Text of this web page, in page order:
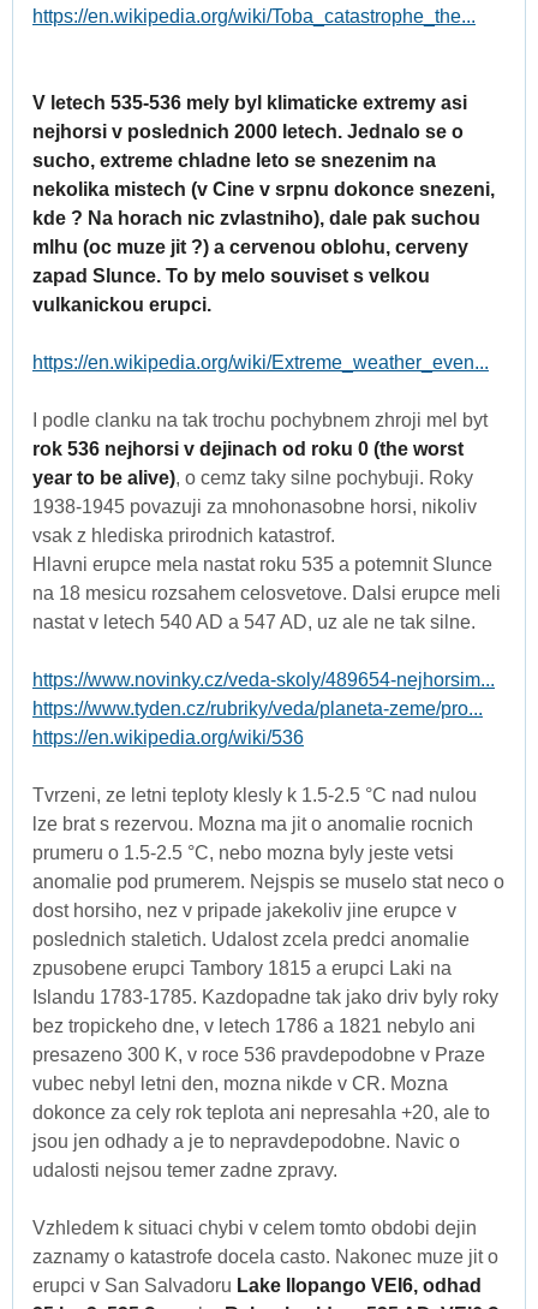
https://en.wikipedia.org/wiki/Toba_catastrophe_the...
V letech 535-536 mely byl klimaticke extremy asi
nejhorsi v poslednich 2000 letech. Jednalo se o
sucho, extreme chladne leto se snezenim na
nekolika mistech (v Cine v srpnu dokonce snezeni,
kde ? Na horach nic zvlastniho), dale pak suchou
mlhu (oc muze jit ?) a cervenou oblohu, cerveny
zapad Slunce. To by melo souviset s velkou
vulkanickou erupci.
https://en.wikipedia.org/wiki/Extreme_weather_even...
I podle clanku na tak trochu pochybnem zhroji mel byt
rok 536 nejhorsi v dejinach od roku 0 (the worst
year to be alive), o cemz taky silne pochybuji. Roky
1938-1945 povazuji za mnohonasobne horsi, nikoliv
vsak z hlediska prirodnich katastrof.
Hlavni erupce mela nastat roku 535 a potemnit Slunce
na 18 mesicu rozsahem celosvetove. Dalsi erupce meli
nastat v letech 540 AD a 547 AD, uz ale ne tak silne.
https://www.novinky.cz/veda-skoly/489654-nejhorsim...
https://www.tyden.cz/rubriky/veda/planeta-zeme/pro...
https://en.wikipedia.org/wiki/536
Tvrzeni, ze letni teploty klesly k 1.5-2.5 °C nad nulou
lze brat s rezervou. Mozna ma jit o anomalie rocnich
prumeru o 1.5-2.5 °C, nebo mozna byly jeste vetsi
anomalie pod prumerem. Nejspis se muselo stat neco o
dost horsiho, nez v pripade jakekoliv jine erupce v
poslednich staletich. Udalost zcela predci anomalie
zpusobene erupci Tambory 1815 a erupci Laki na
Islandu 1783-1785. Kazdopadne tak jako driv byly roky
bez tropickeho dne, v letech 1786 a 1821 nebylo ani
presazeno 300 K, v roce 536 pravdepodobne v Praze
vubec nebyl letni den, mozna nikde v CR. Mozna
dokonce za cely rok teplota ani nepresahla +20, ale to
jsou jen odhady a je to nepravdepodobne. Navic o
udalosti nejsou temer zadne zpravy.
Vzhledem k situaci chybi v celem tomto obdobi dejin
zaznamy o katastrofe docela casto. Nakonec muze jit o
erupci v San Salvadoru Lake Ilopango VEI6, odhad